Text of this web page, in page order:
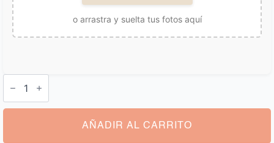
o arrastra y suelta tus fotos aquí
Calzoncillos
Personalizados
con
Foto
AÑADIR AL CARRITO